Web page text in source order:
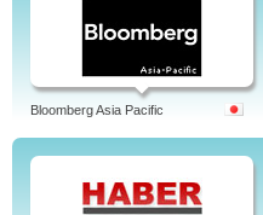
Bloomberg Asia Pacific